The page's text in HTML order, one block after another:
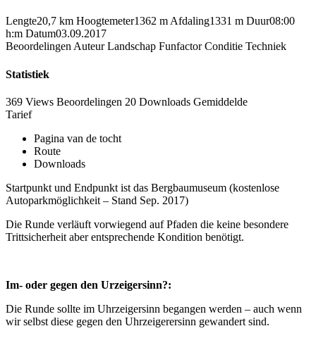
Lengte20,7 km Hoogtemeter1362 m Afdaling1331 m Duur08:00
h:m Datum03.09.2017
Beoordelingen Auteur Landschap Funfactor Conditie Techniek
Statistiek
369 Views Beoordelingen 20 Downloads Gemiddelde
Tarief
Pagina van de tocht
Route
Downloads
Startpunkt und Endpunkt ist das Bergbaumuseum (kostenlose
Autoparkmöglichkeit – Stand Sep. 2017)
Die Runde verläuft vorwiegend auf Pfaden die keine besondere
Trittsicherheit aber entsprechende Kondition benötigt.
Im- oder gegen den Urzeigersinn?:
Die Runde sollte im Uhrzeigersinn begangen werden – auch wenn
wir selbst diese gegen den Uhrzeigerersinn gewandert sind.